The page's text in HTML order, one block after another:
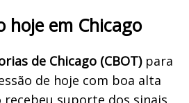
hoje em Chicago
de Chicago (CBOT)para
de hoje com boa alta
recebeu suporte dos sinais